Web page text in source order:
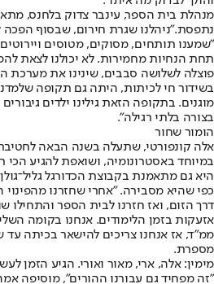
מנהלת בית הספר, עינבר צדוק בלחנס,
נתפסת."ניהלנו שגרת חירום, שבסוף הפכה
"שמענו תותחים, מסוקים, מטוסים
תחת הנחיות מחמירות. לא יכולנו לצאת
פוצלה לשלושה סבבים, שינינו את מערכת
בשידור חי לכיתות, היתה גם תקופה
מוגנים. בתקופה הזאת גילינו ילדים
בצורה בלתי רגילה".
הומור שחור
אלה קונפורטי, שתעלה בשנה הבאה
במיוחד באסטרונומיה, ושואפת להגיע
היא גם מתאמנת בקבוצת הכדורגל
כפי שהיא מסבירה. "אחרי שחזרנו מהפינוי
דרך הזום, ואז חזרנו לבית הספר והתחילו
אזעקות בזמן הלימודים. אנחנו בקומה
ממ"ד, אז אנחנו צריכים להישאר בכיתה עד
מספרת.
מימין: אלה, ארי, מאור ואורי. הגיע הזמן
"זה מפחיד גם עבורנו ההורים", מוסיפה